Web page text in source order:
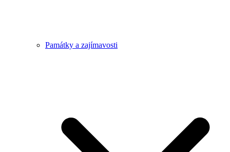
Památky a zajímavosti